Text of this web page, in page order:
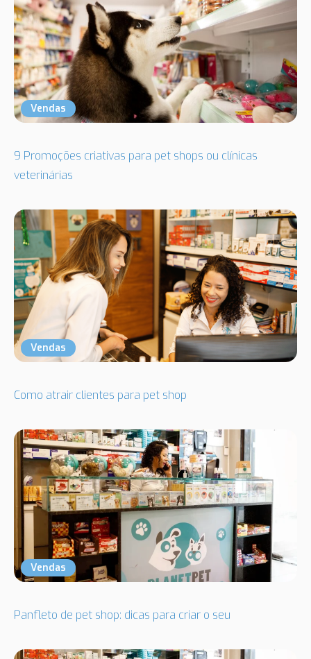
Vendas
9 Promoções criativas para pet shops ou clínicas
veterinárias
Vendas
Como atrair clientes para pet shop
Vendas
Panfleto de pet shop: dicas para criar o seu